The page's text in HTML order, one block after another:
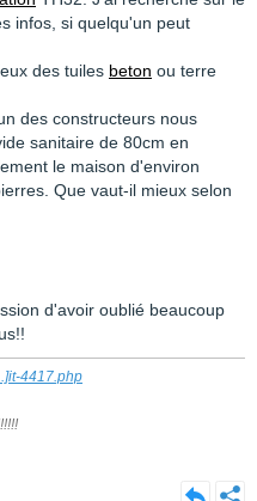
infos, si quelqu'un peut
des tuiles beton ou terre
des constructeurs nous
sanitaire de 80cm en
le maison d'environ
Que vaut-il mieux selon
d'avoir oublié beaucoup
it-4417.php